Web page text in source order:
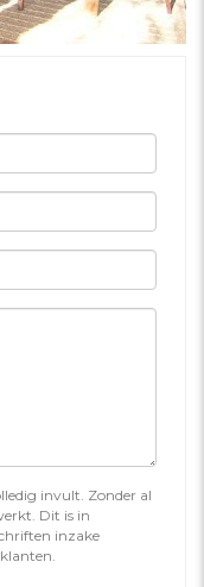
invult. Zonder al
Dit is in
inzake